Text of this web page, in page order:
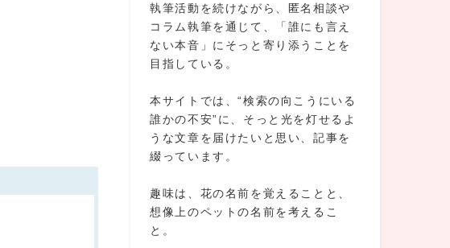
執筆活動を続けながら、匿名相談や
コラム執筆を通じて、「誰にも言え
ない本音」にそっと寄り添うことを
目指している。
本サイトでは、“検索の向こうにいる
誰かの不安”に、そっと光を灯せるよ
うな文章を届けたいと思い、記事を
綴っています。
趣味は、花の名前を覚えることと、
想像上のペットの名前を考えるこ
と。